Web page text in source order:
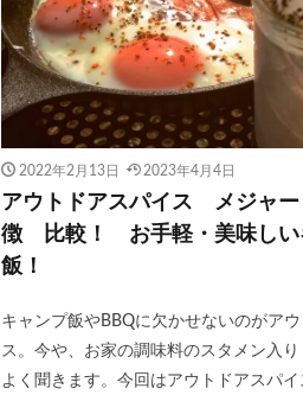
2022年2月13日 2023年4月4日
アウトドアスパイス メジャー
徴 比較！ お手軽・美味しい
飯！
キャンプ飯やBBQに欠かせないのがア
ス。今や、お家の調味料のスタメン入り
よく聞きます。今回はアウトドアスパイ